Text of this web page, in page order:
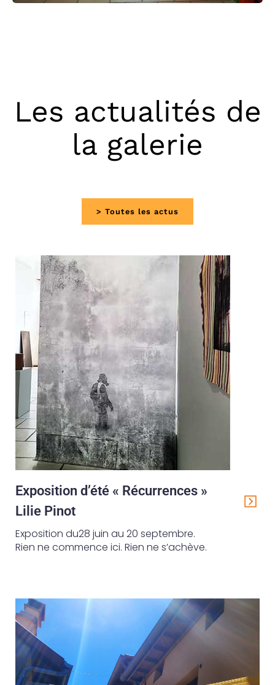
Les actualités de
la galerie
> Toutes les actus
Exposition d’été « Récurrences »
Lilie Pinot
Exposition du28 juin au 20 septembre.
Rien ne commence ici. Rien ne s’achève.